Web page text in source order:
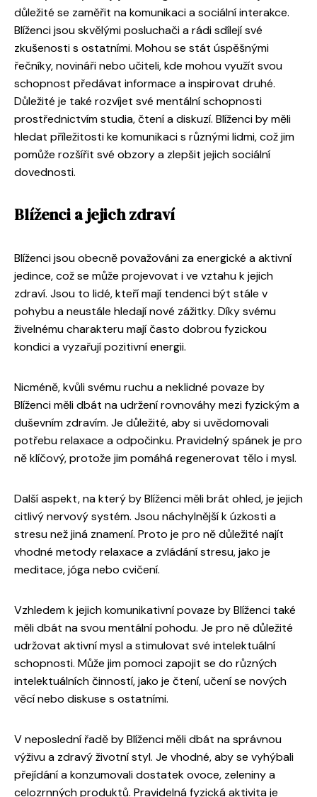
důležité se zaměřit na komunikaci a sociální interakce.
Blíženci jsou skvělými posluchači a rádi sdílejí své
zkušenosti s ostatními. Mohou se stát úspěšnými
řečníky, novináři nebo učiteli, kde mohou využít svou
schopnost předávat informace a inspirovat druhé.
Důležité je také rozvíjet své mentální schopnosti
prostřednictvím studia, čtení a diskuzí. Blíženci by měli
hledat příležitosti ke komunikaci s různými lidmi, což jim
pomůže rozšířit své obzory a zlepšit jejich sociální
dovednosti.
Blíženci a jejich zdraví
Blíženci jsou obecně považováni za energické a aktivní
jedince, což se může projevovat i ve vztahu k jejich
zdraví. Jsou to lidé, kteří mají tendenci být stále v
pohybu a neustále hledají nové zážitky. Díky svému
živelnému charakteru mají často dobrou fyzickou
kondici a vyzařují pozitivní energii.
Nicméně, kvůli svému ruchu a neklidné povaze by
Blíženci měli dbát na udržení rovnováhy mezi fyzickým a
duševním zdravím. Je důležité, aby si uvědomovali
potřebu relaxace a odpočinku. Pravidelný spánek je pro
ně klíčový, protože jim pomáhá regenerovat tělo i mysl.
Další aspekt, na který by Blíženci měli brát ohled, je jejich
citlivý nervový systém. Jsou náchylnější k úzkosti a
stresu než jiná znamení. Proto je pro ně důležité najít
vhodné metody relaxace a zvládání stresu, jako je
meditace, jóga nebo cvičení.
Vzhledem k jejich komunikativní povaze by Blíženci také
měli dbát na svou mentální pohodu. Je pro ně důležité
udržovat aktivní mysl a stimulovat své intelektuální
schopnosti. Může jim pomoci zapojit se do různých
intelektuálních činností, jako je čtení, učení se nových
věcí nebo diskuse s ostatními.
V neposlední řadě by Blíženci měli dbát na správnou
výživu a zdravý životní styl. Je vhodné, aby se vyhýbali
přejídání a konzumovali dostatek ovoce, zeleniny a
celozrnných produktů. Pravidelná fyzická aktivita je